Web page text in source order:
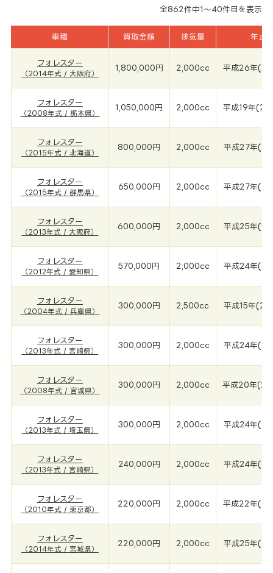
全862件中1～40件目を表示
車種 買取金額 排気量 年式
フォレスター
（2014年式 / 大阪府）
1,800,000円 2,000cc 平成26年
フォレスター
（2008年式 / 栃木県）
1,050,000円 2,000cc 平成19年
フォレスター
（2015年式 / 北海道）
800,000円 2,000cc 平成27年
フォレスター
（2015年式 / 群馬県）
650,000円 2,000cc 平成27年
フォレスター
（2013年式 / 大阪府）
600,000円 2,000cc 平成25年
フォレスター
（2012年式 / 愛知県）
570,000円 2,000cc 平成24年
フォレスター
（2004年式 / 兵庫県）
300,000円 2,500cc 平成15年
フォレスター
（2013年式 / 宮崎県）
300,000円 2,000cc 平成24年
フォレスター
（2008年式 / 宮城県）
300,000円 2,000cc 平成20年
フォレスター
（2013年式 / 埼玉県）
300,000円 2,000cc 平成24年
フォレスター
（2013年式 / 宮崎県）
240,000円 2,000cc 平成24年
フォレスター
（2010年式 / 東京都）
220,000円 2,000cc 平成22年
フォレスター
（2014年式 / 宮城県）
220,000円 2,000cc 平成25年